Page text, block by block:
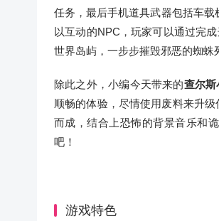
任务，最后手机道具武器包括车
以互动的NPC，玩家可以通过完
世界岛屿，一步步摧毁邪恶的蜘蛛
除此之外，小编今天带来的查尔斯
顺畅的体验，尽情使用废料来升
而成，结合上恐怖的背景音乐和
吧！
游戏特色